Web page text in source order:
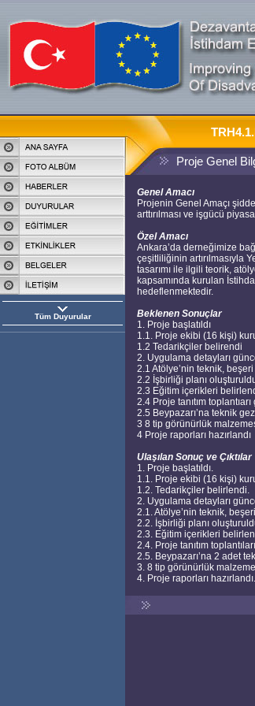
Tüm Duyurular
Proje Genel
Genel Amacı
Projenin Genel Amaçı
arttırılması ve işgücü
Özel Amacı
Ankara’da derneğimize
çeşitliliğinin artırılmasıyla
tasarımı ile ilgili teorik,
kapsamında kurulan
hedeflenmektedir.
Beklenen Sonuçlar
1. Proje başlatıldı
1.1. Proje ekibi (16 kişi)
1.2 Tedarikçiler belirendi
2. Uygulama detayları
2.1 Atölye’nin teknik,
2.2 İşbirliği planı
2.3 Eğitim içerikleri
2.4 Proje tanıtım
2.5 Beypazarı’na teknik
3 8 tip görünürlük
4 Proje raporları hazırlandı
Ulaşılan Sonuç ve Çıktılar
1. Proje başlatıldı.
1.1. Proje ekibi (16 kişi)
1.2. Tedarikçiler belirlendi.
2. Uygulama detayları
2.1. Atölye’nin teknik,
2.2. İşbirliği planı
2.3. Eğitim içerikleri
2.4. Proje tanıtım
2.5. Beypazarı’na 2 adet
3. 8 tip görünürlük
4. Proje raporları hazırlandı.